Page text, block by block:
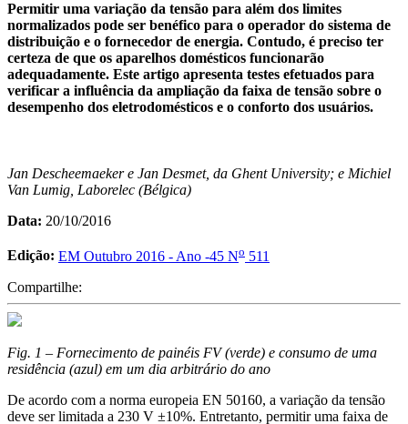
Permitir uma variação da tensão para além dos limites
normalizados pode ser benéfico para o operador do sistema de
distribuição e o fornecedor de energia. Contudo, é preciso ter
certeza de que os aparelhos domésticos funcionarão
adequadamente. Este artigo apresenta testes efetuados para
verificar a influência da ampliação da faixa de tensão sobre o
desempenho dos eletrodomésticos e o conforto dos usuários.
Jan Descheemaeker e Jan Desmet, da Ghent University; e Michiel
Van Lumig, Laborelec (Bélgica)
Data: 20/10/2016
Edição: EM Outubro 2016 - Ano -45 No 511
Compartilhe:
Fig. 1 – Fornecimento de painéis FV (verde) e consumo de uma
residência (azul) em um dia arbitrário do ano
De acordo com a norma europeia EN 50160, a variação da tensão
deve ser limitada a 230 V ±10%. Entretanto, permitir uma faixa de